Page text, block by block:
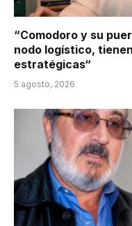
“Comodoro y su
nodo logístico,
estratégicas“
5 agosto, 2026